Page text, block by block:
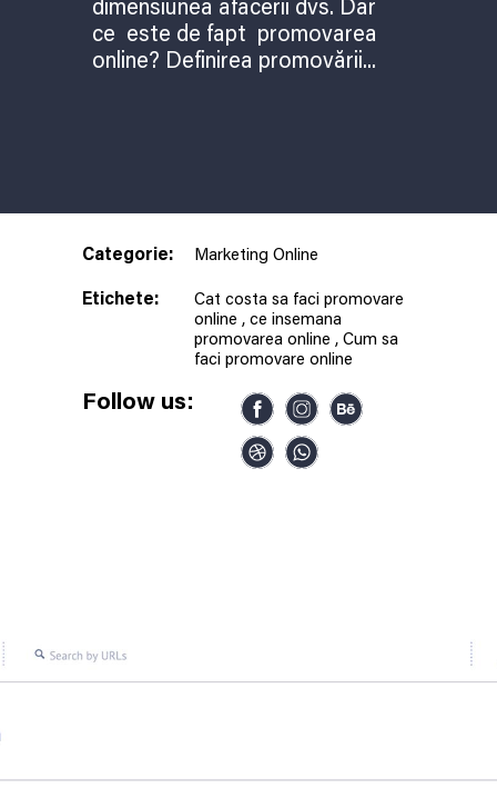
Creare logo
Design ambalaj produs
Web design Brasov – creare site-uri
profesionale
Totul despre GDPR în România și
implementare reguli GDPR
Trei greșeli majore într-o campanie de
dimensiunea afacerii dvs. Dar
ce este de fapt promovarea
online? Definirea promovării...
Categorie: Marketing Online
Etichete:
Cat costa sa faci promovare
online , ce insemana
promovarea online , Cum sa
faci promovare online
Follow us: